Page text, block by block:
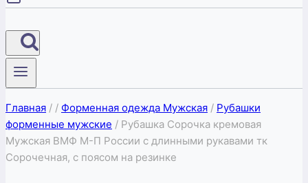
Главная / / Форменная одежда Мужская / Рубашки
форменные мужские / Рубашка Сорочка кремовая
Мужская ВМФ М-П России с длинными рукавами тк
Сорочечная, с поясом на резинке